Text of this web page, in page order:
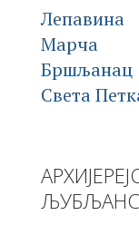
Лепавина
Марча
Бршљанац
Света